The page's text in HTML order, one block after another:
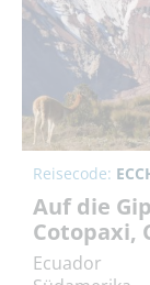
Reisecode:
Auf die
Cotopaxi,
Ecuador